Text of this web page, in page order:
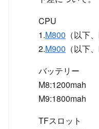
CPU
1.M800 （以下
2.M900 （以下
バッテリー
M8:1200mah
M9:1800mah
TFスロット